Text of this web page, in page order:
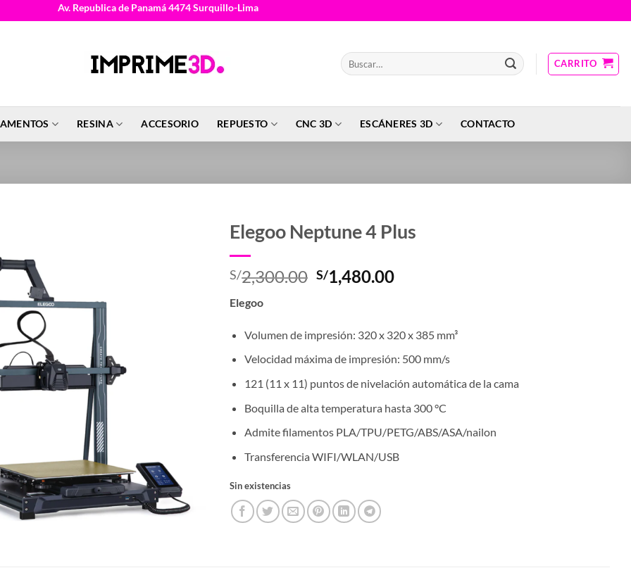
Av. Republica de Panamá 4474 Surquillo-Lima
Buscar
por:
CARRITO
RESINA ACCESORIO REPUESTO CNC 3D ESCÁNERES 3D CONTACTO
Elegoo Neptune 4 Plus
S/2,300.00 El
precio
era:
S/2,300.00.
S/1,480.00El
es:
S/1,480.00.
Elegoo
Volumen de impresión: 320 x 320 x 385 mm³
Velocidad máxima de impresión: 500 mm/s
121 (11 x 11) puntos de nivelación automática de la cama
Boquilla de alta temperatura hasta 300 °C
Admite filamentos PLA/TPU/PETG/ABS/ASA/nailon
Transferencia WIFI/WLAN/USB
Sin existencias